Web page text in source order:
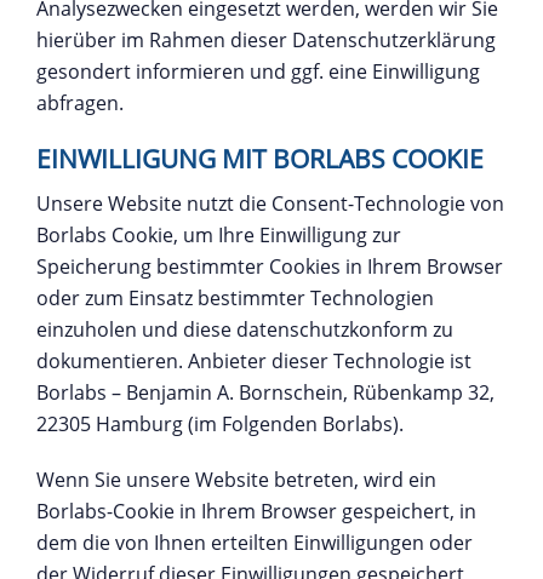
Analysezwecken eingesetzt werden, werden wir Sie
hierüber im Rahmen dieser Datenschutzerklärung
gesondert informieren und ggf. eine Einwilligung
abfragen.
EINWILLIGUNG MIT BORLABS COOKIE
Unsere Website nutzt die Consent-Technologie von
Borlabs Cookie, um Ihre Einwilligung zur
Speicherung bestimmter Cookies in Ihrem Browser
oder zum Einsatz bestimmter Technologien
einzuholen und diese datenschutzkonform zu
dokumentieren. Anbieter dieser Technologie ist
Borlabs – Benjamin A. Bornschein, Rübenkamp 32,
22305 Hamburg (im Folgenden Borlabs).
Wenn Sie unsere Website betreten, wird ein
Borlabs-Cookie in Ihrem Browser gespeichert, in
dem die von Ihnen erteilten Einwilligungen oder